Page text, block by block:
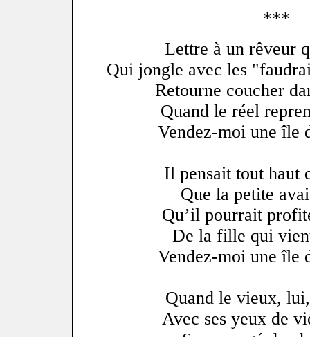
***
Lettre à un rêveur
Qui jongle avec les
Retourne coucher
Quand le réel
Vendez-moi une île
Il pensait tout haut
Que la petite
Qu’il pourrait
De la fille qui
Vendez-moi une île
Quand le vieux,
Avec ses yeux de